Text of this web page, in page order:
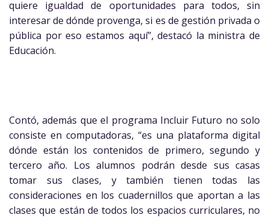
quiere igualdad de oportunidades para todos, sin
interesar de dónde provenga, si es de gestión privada o
pública por eso estamos aquí”, destacó la ministra de
Educación.
Contó, además que el programa Incluir Futuro no solo
consiste en computadoras, “es una plataforma digital
dónde están los contenidos de primero, segundo y
tercero año. Los alumnos podrán desde sus casas
tomar sus clases, y también tienen todas las
consideraciones en los cuadernillos que aportan a las
clases que están de todos los espacios curriculares, no